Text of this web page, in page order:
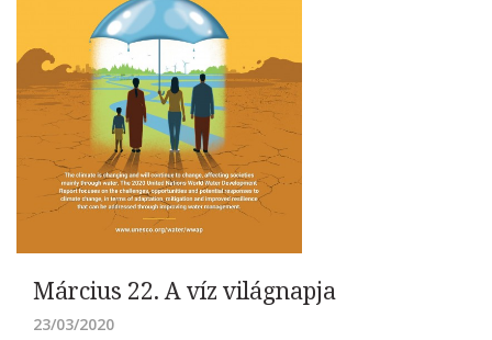
Március 22. A víz világnapja
23/03/2020